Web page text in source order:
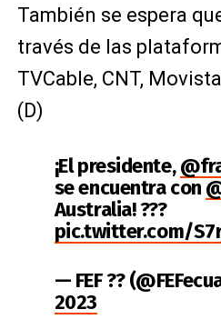
También se espera
través de las
TVCable, CNT,
(D)
¡El presidente,
se encuentra con
Australia! ???
pic.twitter.com/
— FEF ??
2023